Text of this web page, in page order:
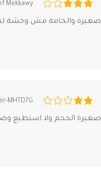
Mekkawy
صغيرة والخامة مش وحشة
MHTD7G
صغيرة الحجم ولا استطيع